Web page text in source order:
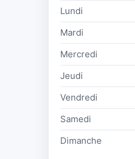
Lundi
Mardi
Mercredi
Jeudi
Vendredi
Samedi
Dimanche